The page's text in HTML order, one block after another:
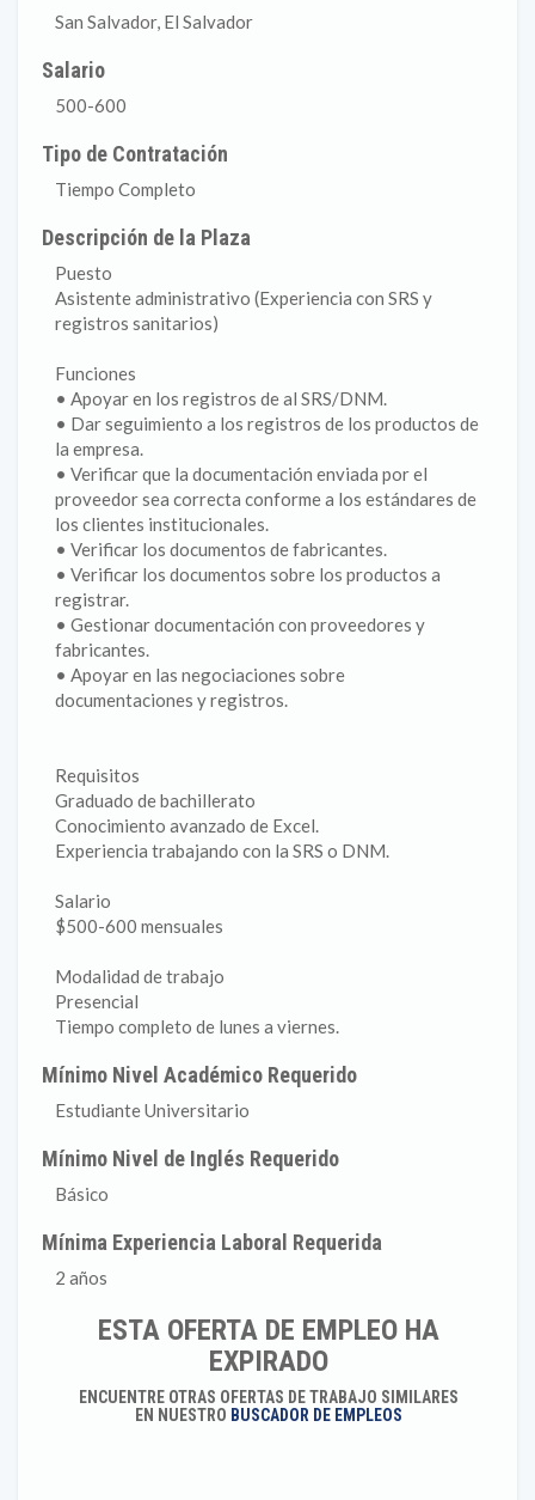
San Salvador, El Salvador
Salario
500-600
Tipo de Contratación
Tiempo Completo
Descripción de la Plaza
Puesto
Asistente administrativo (Experiencia con SRS y
registros sanitarios)
Funciones
• Apoyar en los registros de al SRS/DNM.
• Dar seguimiento a los registros de los productos de
la empresa.
• Verificar que la documentación enviada por el
proveedor sea correcta conforme a los estándares de
los clientes institucionales.
• Verificar los documentos de fabricantes.
• Verificar los documentos sobre los productos a
registrar.
• Gestionar documentación con proveedores y
fabricantes.
• Apoyar en las negociaciones sobre
documentaciones y registros.
Requisitos
Graduado de bachillerato
Conocimiento avanzado de Excel.
Experiencia trabajando con la SRS o DNM.
Salario
$500-600 mensuales
Modalidad de trabajo
Presencial
Tiempo completo de lunes a viernes.
Mínimo Nivel Académico Requerido
Estudiante Universitario
Mínimo Nivel de Inglés Requerido
Básico
Mínima Experiencia Laboral Requerida
2 años
ESTA OFERTA DE EMPLEO HA
EXPIRADO
ENCUENTRE OTRAS OFERTAS DE TRABAJO SIMILARES
EN NUESTRO BUSCADOR DE EMPLEOS